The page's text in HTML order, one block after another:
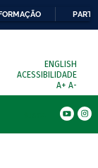
ENGLISH
ACESSIBILIDADE
A+ A-